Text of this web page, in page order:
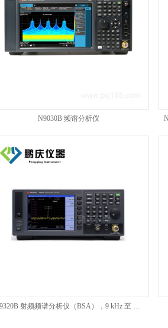
N9030B 频谱分析仪